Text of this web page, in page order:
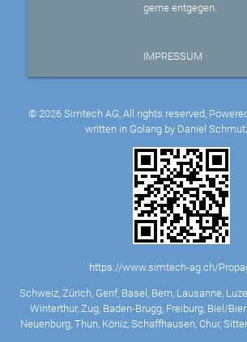
gerne entgegen.
IMPRESSUM
© 2026 Simtech AG, All rights reserved,
written in Golang by Daniel
https://www.simtech-ag.ch/
Schweiz, Zürich, Genf, Basel, Bern, Lausanne,
Winterthur, Zug, Baden-Brugg, Freiburg, Biel/
Neuenburg, Thun, Köniz, Schaffhausen, Chur,